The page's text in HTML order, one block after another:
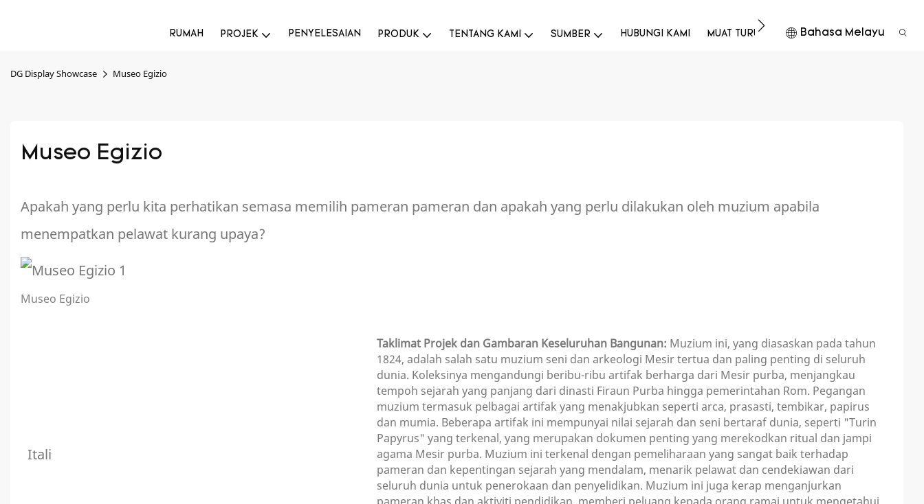
RUMAH PROJEK PENYELESAIAN PRODUK TENTANG KAMI SUMBER HUBUNGI KAMI MUAT TURUN Bahasa Melayu
DG Display Showcase Museo Egizio
Museo Egizio
Apakah yang perlu kita perhatikan semasa memilih pameran pameran dan apakah yang perlu dilakukan oleh muzium apabila
menempatkan pelawat kurang upaya?
Museo Egizio
Itali
Taklimat Projek dan Gambaran Keseluruhan Bangunan: Muzium ini, yang diasaskan pada tahun
1824, adalah salah satu muzium seni dan arkeologi Mesir tertua dan paling penting di seluruh
dunia. Koleksinya mengandungi beribu-ribu artifak berharga dari Mesir purba, menjangkau
tempoh sejarah yang panjang dari dinasti Firaun Purba hingga pemerintahan Rom. Pegangan
muzium termasuk pelbagai artifak yang menakjubkan seperti arca, prasasti, tembikar, papirus
dan mumia. Beberapa artifak ini mempunyai nilai sejarah dan seni bertaraf dunia, seperti "Turin
Papyrus" yang terkenal, yang merupakan dokumen penting yang merekodkan ritual dan jampi
agama Mesir purba. Muzium ini terkenal dengan pemeliharaan yang sangat baik terhadap
pameran dan kepentingan sejarah yang mendalam, menarik pelawat dan cendekiawan dari
seluruh dunia untuk penerokaan dan penyelidikan. Muzium ini juga kerap menganjurkan